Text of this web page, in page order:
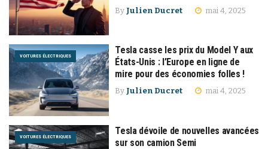
By Julien Ducret mai 4, 2025
VOITURES ÉLECTRIQUES
Tesla casse les prix du Model Y aux
États-Unis : l’Europe en ligne de
mire pour des économies folles !
By Julien Ducret mai 4, 2025
VOITURES ÉLECTRIQUES
Tesla dévoile de nouvelles avancées
sur son camion Semi